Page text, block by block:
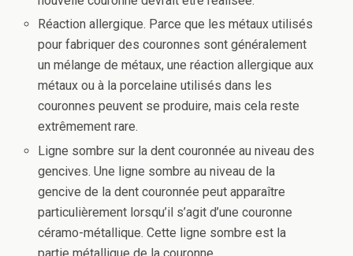
Réaction allergique. Parce que les métaux utilisés
pour fabriquer des couronnes sont généralement
un mélange de métaux, une réaction allergique aux
métaux ou à la porcelaine utilisés dans les
couronnes peuvent se produire, mais cela reste
extrêmement rare.
Ligne sombre sur la dent couronnée au niveau des
gencives. Une ligne sombre au niveau de la
gencive de la dent couronnée peut apparaître
particulièrement lorsqu’il s’agit d’une couronne
céramo-métallique. Cette ligne sombre est la
partie métallique de la couronne.